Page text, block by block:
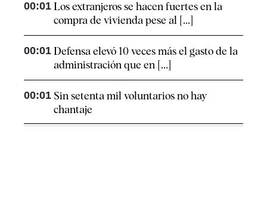
00:01 Los extranjeros se hacen fuertes en la
compra de vivienda pese al [...]
00:01 Defensa elevó 10 veces más el gasto de la
administración que en [...]
00:01 Sin setenta mil voluntarios no hay
chantaje